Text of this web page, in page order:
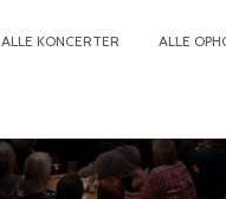
ALLE KONCERTER ALLE